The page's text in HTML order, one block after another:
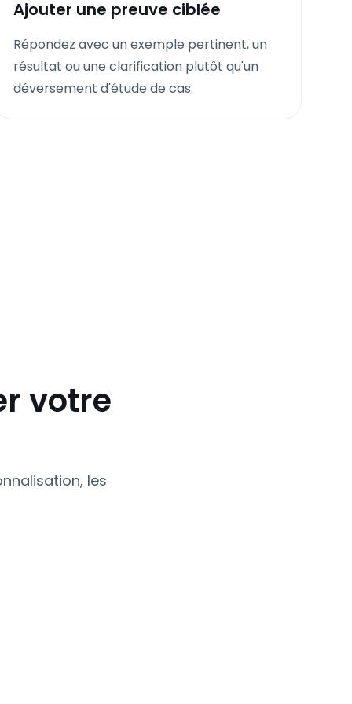
Ajouter une preuve ciblée
Répondez avec un exemple pertinent, un
résultat ou une clarification plutôt qu'un
déversement d'étude de cas.
votre
les